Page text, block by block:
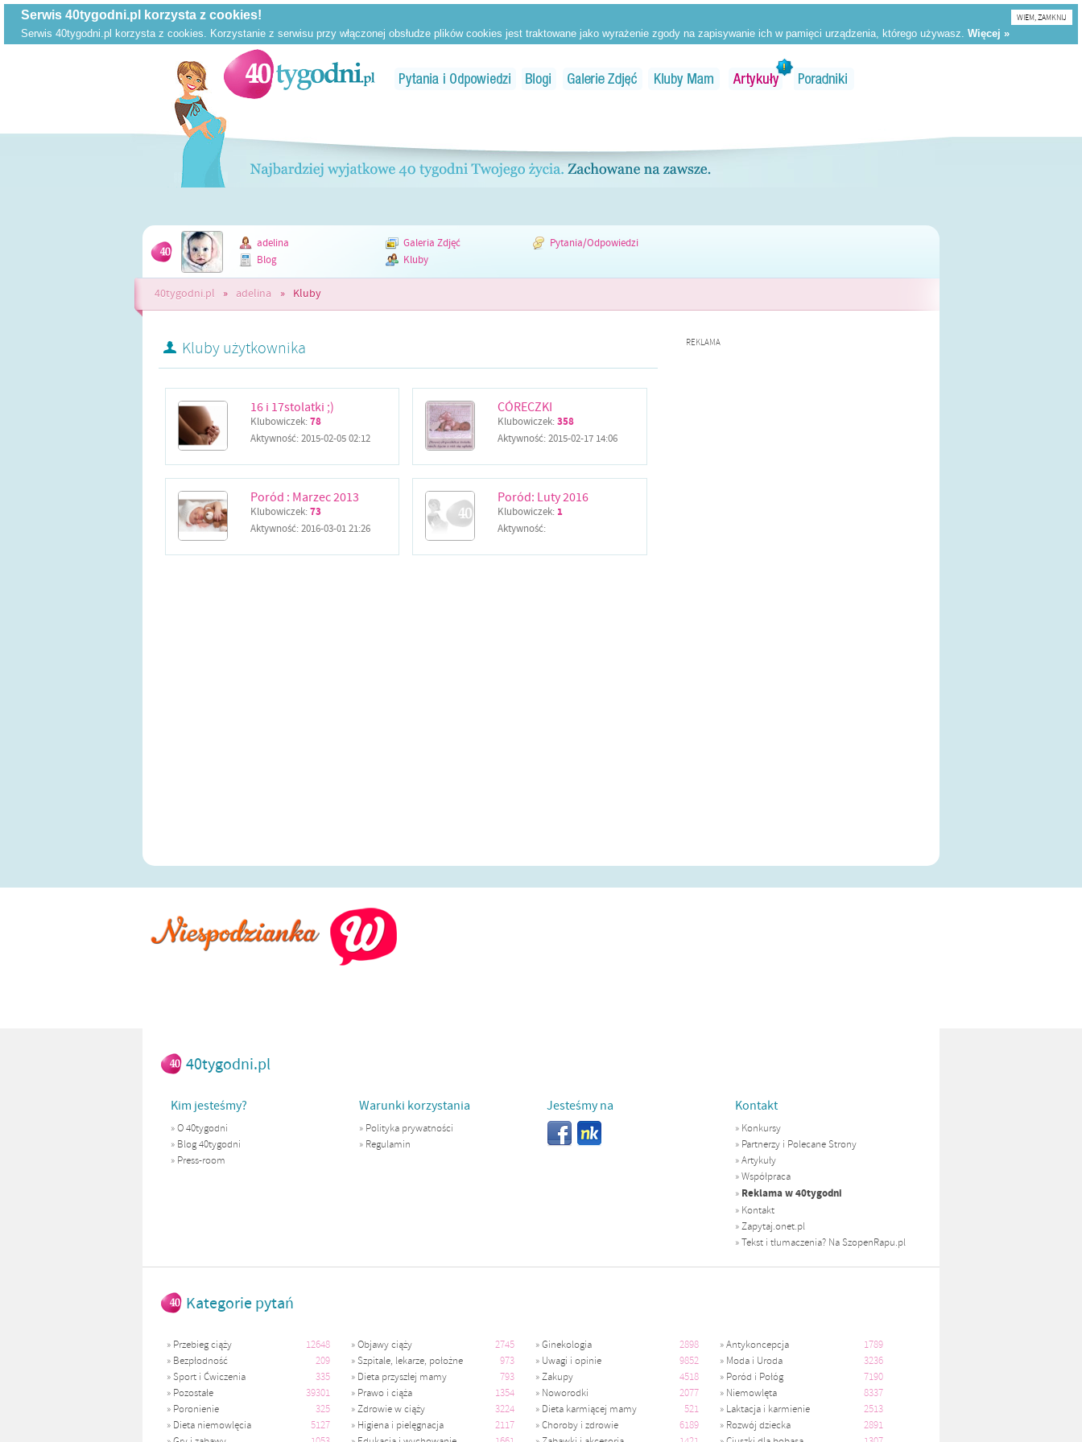
WIEM, ZAMKNIJ
adelina Galeria Zdjęć
Pytania/Odpowiedzi
Blog
Kluby
40tygodni.pl » adelina » Kluby
Kluby użytkownika
16 i 17stolatki ;)
Klubowiczek:78
Aktywność:2015-02-05 02:12
CÓRECZKI
Klubowiczek:358
Aktywność:2015-02-17 14:06
Poród : Marzec 2013
Klubowiczek:73
Aktywność:2016-03-01 21:26
Poród: Luty 2016
Klubowiczek: 1
Aktywność:
REKLAMA
40tygodni.pl
Kim jesteśmy?
»O 40tygodni
» Blog 40tygodni
» Press-room
Warunki korzystania
» Polityka prywatności
» Regulamin
Jesteśmy na Kontakt
» Konkursy
» Partnerzy i Polecane Strony
»Artykuły
»Współpraca
» Reklama w 40tygodni
» Kontakt
»Zapytaj.onet.pl
»Tekst i tłumaczenia? Na SzopenRapu.pl
Kategorie pytań
» Przebieg ciąży 12648 »Objawy ciąży 2745 »Ginekologia 2898 »Antykoncepcja
1789
» Bezpłodność 209 »Szpitale, lekarze, położne 973 » Uwagi i opinie 9852 » Moda i Uroda
3236
»Sport i Ćwiczenia 335 » Dieta przyszłej mamy 793 »Zakupy 4518 » Poród i Połóg
7190
» Pozostałe 39301 » Prawo i ciąża 1354 » Noworodki 2077 » Niemowlęta
8337
» Poronienie 325 »Zdrowie w ciąży 3224 » Dieta karmiącej mamy 521 » Laktacja i karmienie
2513
» Dieta niemowlęcia 5127 » Higiena i pielęgnacja 2117 »Choroby i zdrowie 6189 » Rozwój dziecka
2891